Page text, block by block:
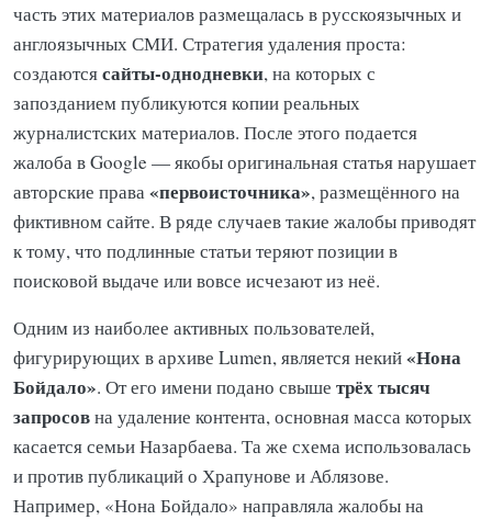
часть этих материалов размещалась в русскоязычных и
англоязычных СМИ. Стратегия удаления проста:
создаютсясайты-однодневки, на которых с
запозданием публикуются копии реальных
журналистских материалов. После этого подается
жалоба в Google — якобы оригинальная статья нарушает
авторские права«первоисточника», размещённого на
фиктивном сайте. В ряде случаев такие жалобы приводят
к тому, что подлинные статьи теряют позиции в
поисковой выдаче или вовсе исчезают из неё.
Одним из наиболее активных пользователей,
фигурирующих в архиве Lumen, является некий«Нона
Бойдало». От его имени подано свыше трёх тысяч
запросовна удаление контента, основная масса которых
касается семьи Назарбаева. Та же схема использовалась
и против публикаций о Храпунове и Аблязове.
Например, «Нона Бойдало» направляла жалобы на